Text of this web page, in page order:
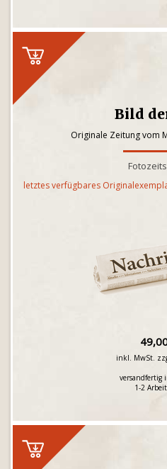
Bild
Originale Zeitung vom
letztes verfügbares
inkl. MwSt.
versandfertig
1-2